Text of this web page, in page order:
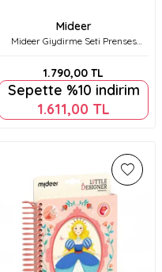
Mideer
Mideer Giydirme Seti Prenses
1.790,00 TL
Sepette %10 indirim
1.611,00 TL